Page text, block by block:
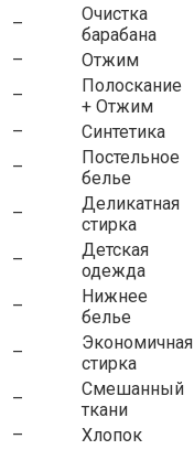
–
Очистка
барабана
–
Отжим
–
Полоскание
+ Отжим
–
Синтетика
–
Постельное
белье
–
Деликатная
стирка
–
Детская
одежда
–
Нижнее
белье
–
Экономичная
стирка
–
Смешанный
ткани
–
Хлопок